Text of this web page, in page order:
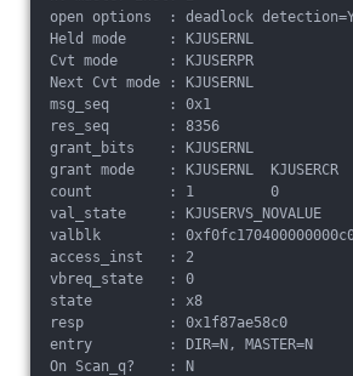
open options  : deadlock
Held mode     : KJUSERNL
Cvt mode      : KJUSERPR
Next Cvt mode : KJUSERNL
msg_seq       : 0x1
res_seq       : 8356
grant_bits    : KJUSERNL
grant mode    : KJUSERNL  KJUSERCR
count         : 1         0
val_state     : KJUSERVS_NOVALUE
valblk        :
access_inst   : 2
vbreq_state   : 0
state         : x8
resp          : 0x1f87ae58c0
entry         : DIR=N, MASTER=N
On Scan_q?    : N